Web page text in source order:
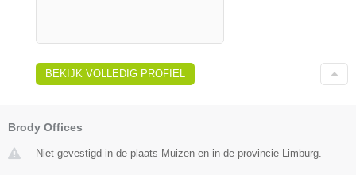
BEKIJK VOLLEDIG PROFIEL
Brody Offices
Niet gevestigd in de plaats Muizen en in de provincie Limburg.